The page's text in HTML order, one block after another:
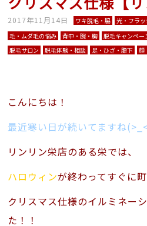
2017年11月14日 ワキ脱毛・脇 光・フラ
毛・ムダ毛の悩み
背中・腕・胸 脱毛キャンペー
脱毛サロン
脱毛体験・相談 足・ひざ・膝下 顔
こんにちは！
最近寒い日が続いてますね
リンリン栄店のある栄では、
ハロウィンが終わってすぐに
クリスマス仕様のイルミネー
た！！